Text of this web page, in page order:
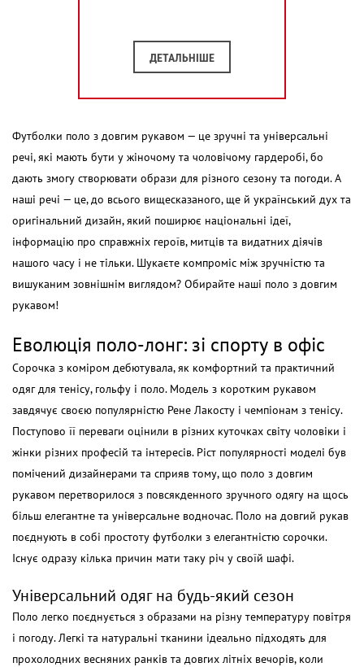
ДЕТАЛЬНІШЕ
Футболки поло з довгим рукавом — це зручні та універсальні
речі, які мають бути у жіночому та чоловічому гардеробі, бо
дають змогу створювати образи для різного сезону та погоди. А
наші речі — це, до всього вищесказаного, ще й український дух та
оригінальний дизайн, який поширює національні ідеї,
інформацію про справжніх героїв, митців та видатних діячів
нашого часу і не тільки. Шукаєте компроміс між зручністю та
вишуканим зовнішнім виглядом? Обирайте наші поло з довгим
рукавом!
Еволюція поло-лонг: зі спорту в офіс
Сорочка з коміром дебютувала, як комфортний та практичний
одяг для тенісу, гольфу і поло. Модель з коротким рукавом
завдячує своєю популярністю Рене Лакосту і чемпіонам з тенісу.
Поступово її переваги оцінили в різних куточках світу чоловіки і
жінки різних професій та інтересів. Ріст популярності моделі був
помічений дизайнерами та сприяв тому, що поло з довгим
рукавом перетворилося з повсякденного зручного одягу на щось
більш елегантне та універсальне водночас. Поло на довгий рукав
поєднують в собі простоту футболки з елегантністю сорочки.
Існує одразу кілька причин мати таку річ у своїй шафі.
Універсальний одяг на будь-який сезон
Поло легко поєднується з образами на різну температуру повітря
і погоду. Легкі та натуральні тканини ідеально підходять для
прохолодних весняних ранків та довгих літніх вечорів, коли